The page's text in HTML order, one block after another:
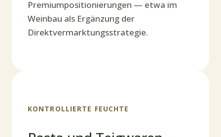
Premiumpositionierungen — etwa im
Weinbau als Ergänzung der
Direktvermarktungsstrategie.
KONTROLLIERTE FEUCHTE